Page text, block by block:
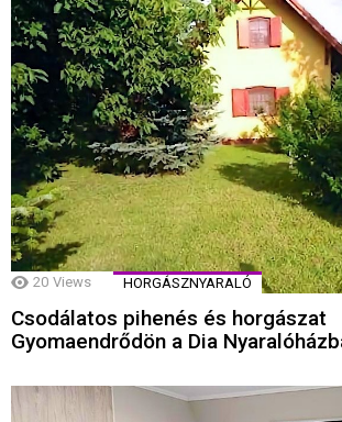
20 Views HORGÁSZNYARALÓ
Csodálatos pihenés és horgászat
Gyomaendrődön a Dia